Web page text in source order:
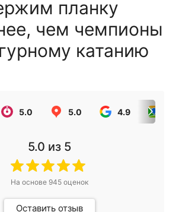
планку
чем чемпионы
катанию
5.0 5.0 4.9
5.0 из 5
На основе 945оценок
Оставить отзыв